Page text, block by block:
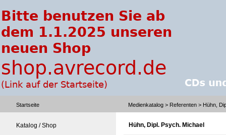
Startseite Medienkatalog > Referenten > Hühn,
Katalog / Shop Hühn, Dipl. Psych. Michael